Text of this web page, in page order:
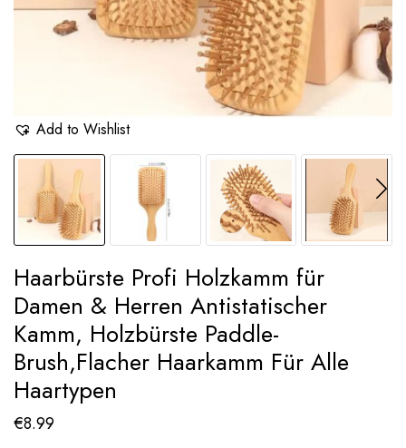
Add to Wishlist
Haarbürste Profi Holzkamm für
Damen & Herren Antistatischer
Kamm, Holzbürste Paddle-
Brush,Flacher Haarkamm Für Alle
Haartypen
€8.99